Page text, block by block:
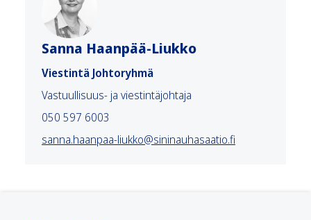
Sanna Haanpää-Liukko
Viestintä Johtoryhmä
Vastuullisuus- ja viestintäjohtaja
050 597 6003
sanna.haanpaa-liukko@sininauhasaatio.fi